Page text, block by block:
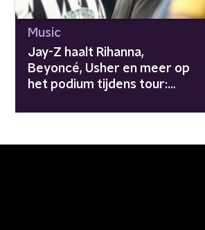
Music
Jay-Z haalt Rihanna,
Beyoncé, Usher en meer op
het podium tijdens tour:
meegenomen"